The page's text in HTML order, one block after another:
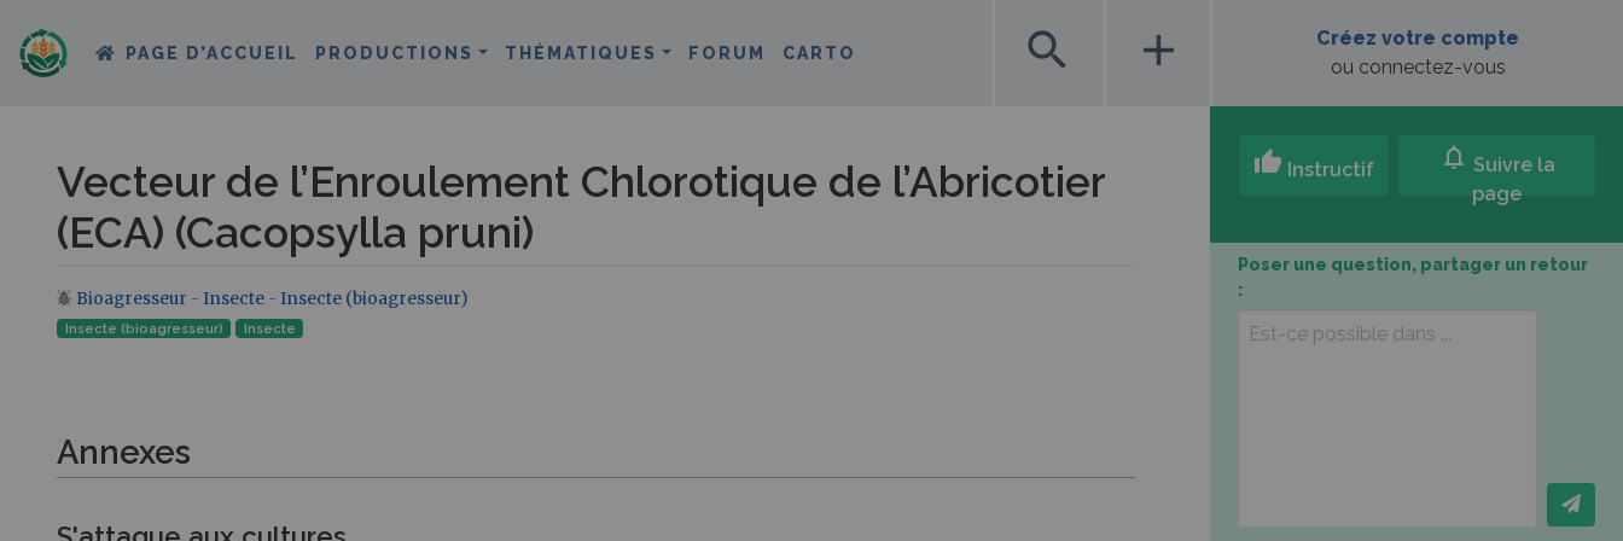
PAGE D’ACCUEIL PRODUCTIONS THÉMATIQUES FORUM CARTO search add
Créez votre compte
ou connectez-vous
Vecteur de l’Enroulement Chlorotique de l’Abricotier
(ECA) (Cacopsylla pruni)
Aller à :navigation,rechercher
Bioagresseur - Insecte - Insecte (bioagresseur)
Insecte (bioagresseur) Insecte‎
Annexes
thumb_up Instructif notifications Suivre la
page
Poser une question, partager un retour
: